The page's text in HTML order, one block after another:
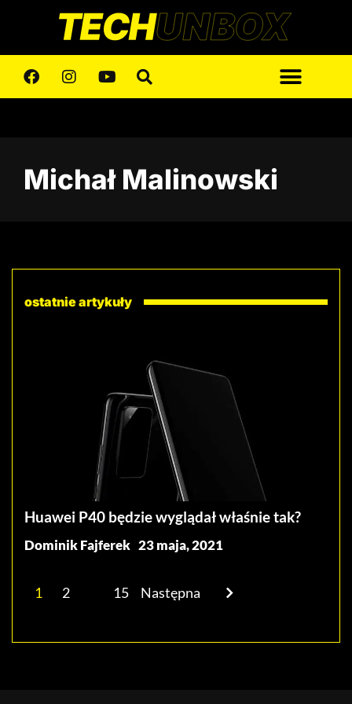
Michał Malinowski
ostatnie artykuły
Huawei P40 będzie wyglądał właśnie tak?
Dominik Fajferek 23 maja, 2021
1 2 15 Następna